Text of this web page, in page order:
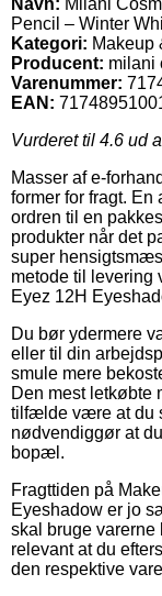
Navn: Milani
Pencil – Winter
Kategori: Makeup
Producent: milani
Varenummer:
EAN:
Vurderet til 4.6 ud
Masser af e-
former for fragt. En
ordren til en
produkter når det
super
metode til levering
Eyez 12H
Du bør ydermere
eller til din
smule mere
Den mest letkøbte
tilfælde være at du
nødvendiggør at
bopæl.
Fragttiden på
Eyeshadow er jo
skal bruge varerne
relevant at du
den respektive